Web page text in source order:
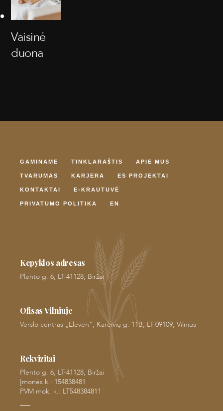
Vaisinė
duona
GAMINAME TINKLARAŠTIS APIE MUS
TVARUMAS KARJERA ES PROJEKTAI
KONTAKTAI E-KRAUTUVĖ
PRIVATUMO POLITIKA EN
Kepyklos adresas
Plento g. 6, LT-41128, Biržai
Ofisas Vilniuje
Verslo centras „Eleven“, Kareivių g. 11B, LT-09109, Vilnius
Rekvizitai
Plento g. 6, LT-41128, Biržai
Įmonės k.: 154838481
PVM mok. k.: LT548384811